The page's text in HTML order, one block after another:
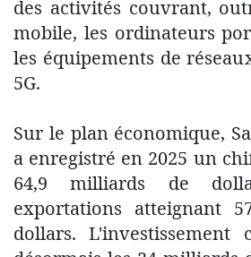
des activités couvrant,
mobile, les ordinateurs
les équipements de
5G.
Sur le plan économique,
a enregistré en 2025 un
64,9 milliards de
exportations atteignant
dollars. L'investissement